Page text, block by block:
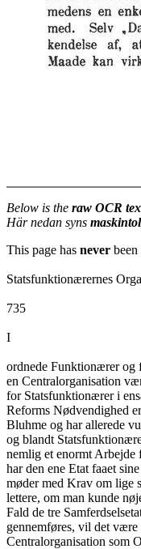
Below is the raw OCR
Här nedan syns
This page has never
Statsfunktionærernes
735
I
ordnede Funktionærer og
en Centralorganisation
for Statsfunktionærer i
Reforms Nødvendighed
Bluhme og har allerede
og blandt
nemlig et enormt
har den ene Etat faaet
møder med Krav om lige
lettere, om man kunde
Fald de tre
gennemføres, vil det være
Centralorganisation som